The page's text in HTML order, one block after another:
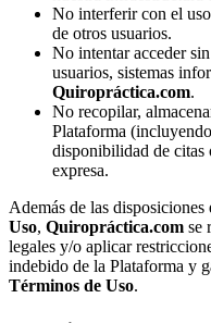
No interferir con el
de otros usuarios.
No intentar acceder
usuarios, sistemas
Quiropráctica.com.
No recopilar,
Plataforma
disponibilidad de citas
expresa.
Además de las disposiciones
Uso, Quiropráctica.com se
legales y/o aplicar
indebido de la Plataforma y
Términos de Uso.